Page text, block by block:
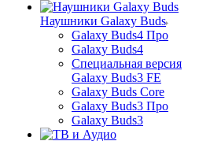
Наушники Galaxy Buds
Galaxy Buds4 Про
Galaxy Buds4
Специальная версия
Galaxy Buds3 FE
Galaxy Buds Core
Galaxy Buds3 Про
Galaxy Buds3